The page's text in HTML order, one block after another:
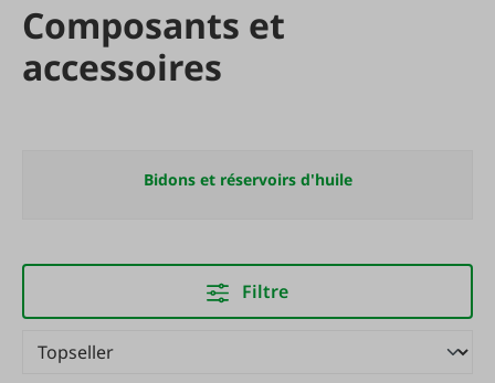
Composants et
accessoires
Bidons et réservoirs d'huile
Filtre